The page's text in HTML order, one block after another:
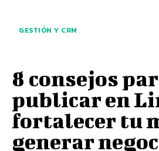
GESTIÓN Y CRM
8 consejos
publicar en
fortalecer tu
generar